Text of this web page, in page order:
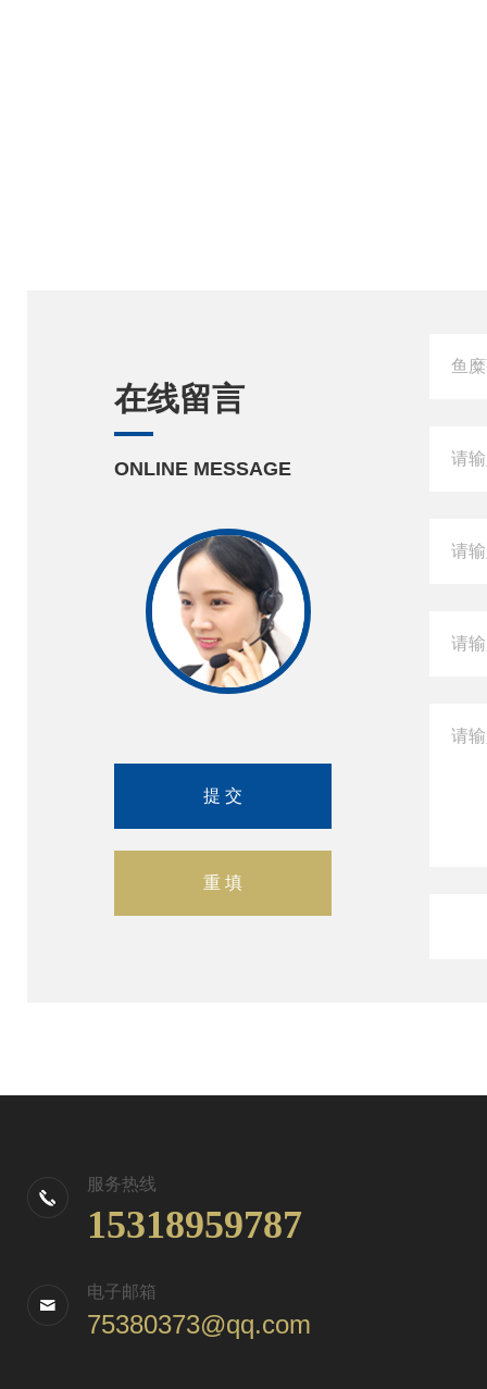
在线留言
ONLINE MESSAGE
服务热线
15318959787
电子邮箱
75380373@qq.com